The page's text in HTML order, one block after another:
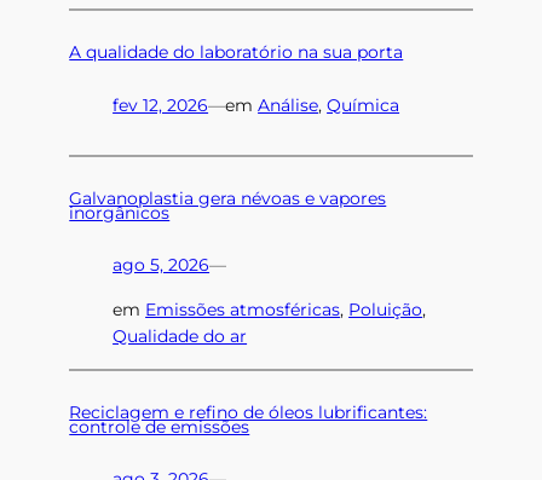
A qualidade do laboratório na sua porta
fev 12, 2026—emAnálise, Química
Galvanoplastia gera névoas e vapores
inorgânicos
ago 5, 2026—
em Emissões atmosféricas, Poluição
Qualidade do ar
Reciclagem e refino de óleos lubrificantes:
controle de emissões